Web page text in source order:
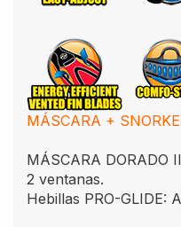
MÁSCARA +
MÁSCARA DORADO
2 ventanas.
Hebillas PRO-GLIDE: